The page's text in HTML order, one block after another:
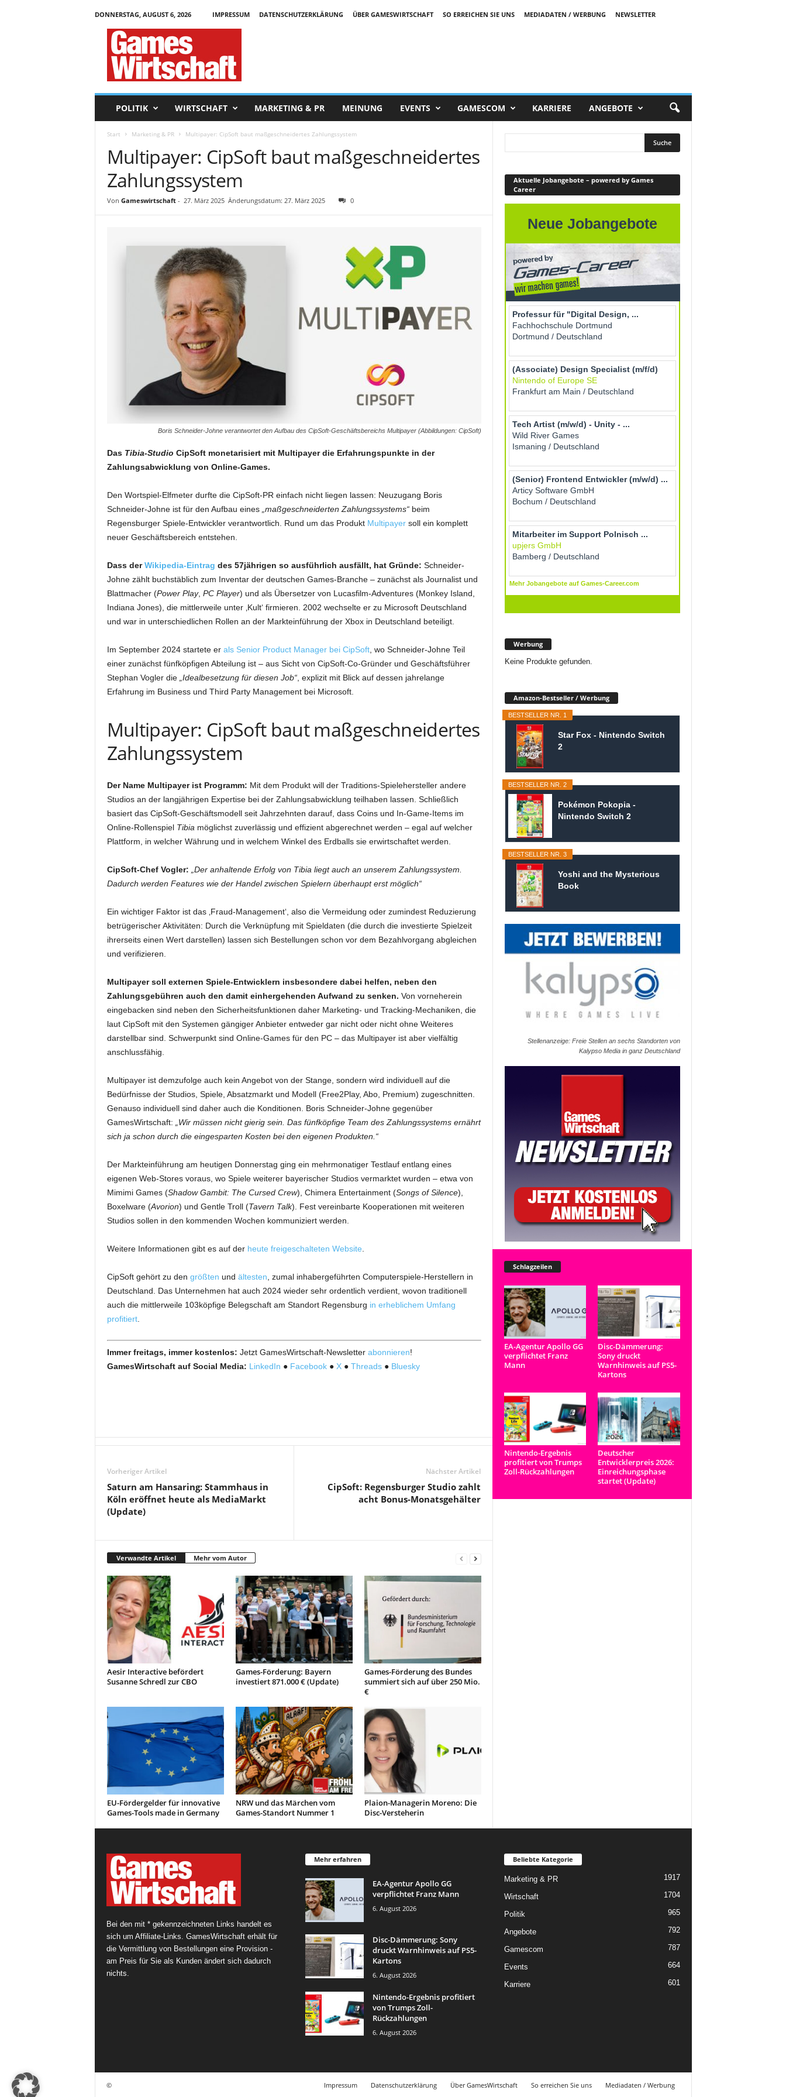
DONNERSTAG, AUGUST 6, 2026 IMPRESSUM DATENSCHUTZERKLÄRUNG ÜBER GAMESWIRTSCHAFT SO ERREICHEN SIE UNS MEDIADATEN / WERBUNG
NEWSLETTER
POLITIK WIRTSCHAFT MARKETING & PR MEINUNG EVENTS GAMESCOM KARRIERE ANGEBOTE
Start Marketing & PR Multipayer: CipSoft baut maßgeschneidertes Zahlungssystem
Multipayer: CipSoft baut maßgeschneidertes
Zahlungssystem
Von Gameswirtschaft- 27. März 2025 Änderungsdatum: 27. März 2025 0
Boris Schneider-Johne verantwortet den Aufbau des CipSoft-Geschäftsbereichs Multipayer (Abbildungen: CipSoft)
Das Tibia-Studio CipSoft monetarisiert mit Multipayer die Erfahrungspunkte in der
Zahlungsabwicklung von Online-Games.
Den Wortspiel-Elfmeter durfte die CipSoft-PR einfach nicht liegen lassen: Neuzugang Boris
Schneider-Johne ist für den Aufbau eines „maßgeschneiderten Zahlungssystems“beim
Regensburger Spiele-Entwickler verantwortlich. Rund um das Produkt Multipayersoll ein komplett
neuer Geschäftsbereich entstehen.
Dass derWikipedia-Eintrag des 57jährigen so ausführlich ausfällt, hat Gründe: Schneider-
Johne zählt buchstäblich zum Inventar der deutschen Games-Branche – zunächst als Journalist und
Blattmacher (Power Play, PC Player) und als Übersetzer von Lucasfilm-Adventures (Monkey Island,
Indiana Jones), die mittlerweile unter ‚Kult‘ firmieren. 2002 wechselte er zu Microsoft Deutschland
und war in unterschiedlichen Rollen an der Markteinführung der Xbox in Deutschland beteiligt.
Im September 2024 startete er als Senior Product Manager bei CipSoft, wo Schneider-Johne Teil
einer zunächst fünfköpfigen Abteilung ist – aus Sicht von CipSoft-Co-Gründer und Geschäftsführer
Stephan Vogler die „Idealbesetzung für diesen Job“, explizit mit Blick auf dessen jahrelange
Erfahrung im Business und Third Party Management bei Microsoft.
Multipayer: CipSoft baut maßgeschneidertes
Zahlungssystem
Der Name Multipayer ist Programm: Mit dem Produkt will der Traditions-Spielehersteller andere
Studios an der langjährigen Expertise bei der Zahlungsabwicklung teilhaben lassen. Schließlich
basiert das CipSoft-Geschäftsmodell seit Jahrzehnten darauf, dass Coins und In-Game-Items im
Online-Rollenspiel Tibia möglichst zuverlässig und effizient abgerechnet werden – egal auf welcher
Plattform, in welcher Währung und in welchem Winkel des Erdballs sie erwirtschaftet werden.
CipSoft-Chef Vogler:
„Der anhaltende Erfolg von Tibia liegt auch an unserem Zahlungssystem.
Dadurch werden Features wie der Handel zwischen Spielern überhaupt erst möglich“
Ein wichtiger Faktor ist das ‚Fraud-Management‘, also die Vermeidung oder zumindest Reduzierung
betrügerischer Aktivitäten: Durch die Verknüpfung mit Spieldaten (die durch die investierte Spielzeit
ihrerseits einen Wert darstellen) lassen sich Bestellungen schon vor dem Bezahlvorgang abgleichen
und verifizieren.
Multipayer soll externen Spiele-Entwicklern insbesondere dabei helfen, neben den
Zahlungsgebühren auch den damit einhergehenden Aufwand zu senken. Von vorneherein
eingebacken sind neben den Sicherheitsfunktionen daher Marketing- und Tracking-Mechaniken, die
laut CipSoft mit den Systemen gängiger Anbieter entweder gar nicht oder nicht ohne Weiteres
darstellbar sind. Schwerpunkt sind Online-Games für den PC – das Multipayer ist aber vielfältig
anschlussfähig.
Multipayer ist demzufolge auch kein Angebot von der Stange, sondern wird individuell auf die
Bedürfnisse der Studios, Spiele, Absatzmarkt und Modell (Free2Play, Abo, Premium) zugeschnitten.
Genauso individuell sind daher auch die Konditionen. Boris Schneider-Johne gegenüber
GamesWirtschaft:
„Wir müssen nicht gierig sein. Das fünfköpfige Team des Zahlungssystems ernährt
sich ja schon durch die eingesparten Kosten bei den eigenen Produkten.“
Der Markteinführung am heutigen Donnerstag ging ein mehrmonatiger Testlauf entlang eines
eigenen Web-Stores voraus, wo Spiele weiterer bayerischer Studios vermarktet wurden – etwa von
Mimimi Games (Shadow Gambit: The Cursed Crew), Chimera Entertainment (Songs of Silence),
Boxelware (Avorion) und Gentle Troll (Tavern Talk). Fest vereinbarte Kooperationen mit weiteren
Studios sollen in den kommenden Wochen kommuniziert werden.
Weitere Informationen gibt es auf der heute freigeschalteten Website
CipSoft gehört zu den größten und ältesten , zumal inhabergeführten Computerspiele-Herstellern in
Deutschland. Das Unternehmen hat auch 2024 wieder sehr ordentlich verdient, wovon traditionell
auch die mittlerweile 103köpfige Belegschaft am Standort Regensburg in erheblichem Umfang
profitiert.
Immer freitags, immer kostenlos: Jetzt GamesWirtschaft-Newsletter abonnieren!
GamesWirtschaft auf Social Media: LinkedIn ● Facebook● X● Threads● Bluesky
Vorheriger Artikel
Saturn am Hansaring: Stammhaus in
Köln eröffnet heute als MediaMarkt
(Update)
Nächster Artikel
CipSoft: Regensburger Studio zahlt
acht Bonus-Monatsgehälter
Verwandte Artikel Mehr vom Autor
Aesir Interactive befördert
Susanne Schredl zur CBO
Games-Förderung: Bayern
investiert 871.000 € (Update)
Games-Förderung des Bundes
summiert sich auf über 250 Mio.
€
EU-Fördergelder für innovative
Games-Tools made in Germany
NRW und das Märchen vom
Games-Standort Nummer 1
Plaion-Managerin Moreno: Die
Disc-Versteherin
Aktuelle Jobangebote – powered by Games
Career
Werbung
Keine Produkte gefunden.
Amazon-Bestseller / Werbung
BESTSELLER NR. 1
Star Fox - Nintendo Switch
2
BESTSELLER NR. 2
Pokémon Pokopia -
Nintendo Switch 2
BESTSELLER NR. 3
Yoshi and the Mysterious
Book
Stellenanzeige: Freie Stellen an sechs Standorten von
Kalypso Media in ganz Deutschland
Schlagzeilen
EA-Agentur Apollo GG
verpflichtet Franz
Mann
Disc-Dämmerung:
Sony druckt
Warnhinweis auf PS5-
Kartons
Nintendo-Ergebnis
profitiert von Trumps
Zoll-Rückzahlungen
Deutscher
Entwicklerpreis 2026:
Einreichungsphase
startet (Update)
Bei den mit * gekennzeichneten Links handelt es
sich um Affiliate-Links. GamesWirtschaft erhält für
die Vermittlung von Bestellungen eine Provision -
am Preis für Sie als Kunden ändert sich dadurch
nichts.
Mehr erfahren
EA-Agentur Apollo GG
verpflichtet Franz Mann
6. August 2026
Disc-Dämmerung: Sony
druckt Warnhinweis auf PS5-
Kartons
6. August 2026
Nintendo-Ergebnis profitiert
von Trumps Zoll-
Rückzahlungen
6. August 2026
Beliebte Kategorie
Marketing & PR 1917
Wirtschaft 1704
Politik 965
Angebote 792
Gamescom 787
Events 664
Karriere 601
Impressum Datenschutzerklärung Über GamesWirtschaft So erreichen Sie uns
Mediadaten / Werbung
©